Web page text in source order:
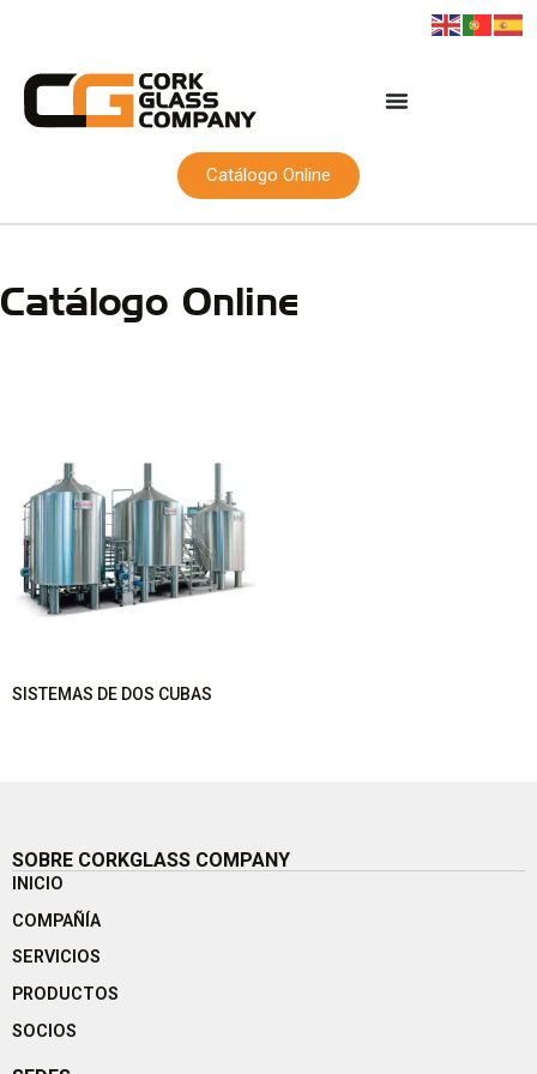
Catálogo Online
Catálogo Online
SISTEMAS DE DOS CUBAS
SOBRE CORKGLASS COMPANY
INICIO
COMPAÑÍA
SERVICIOS
PRODUCTOS
SOCIOS